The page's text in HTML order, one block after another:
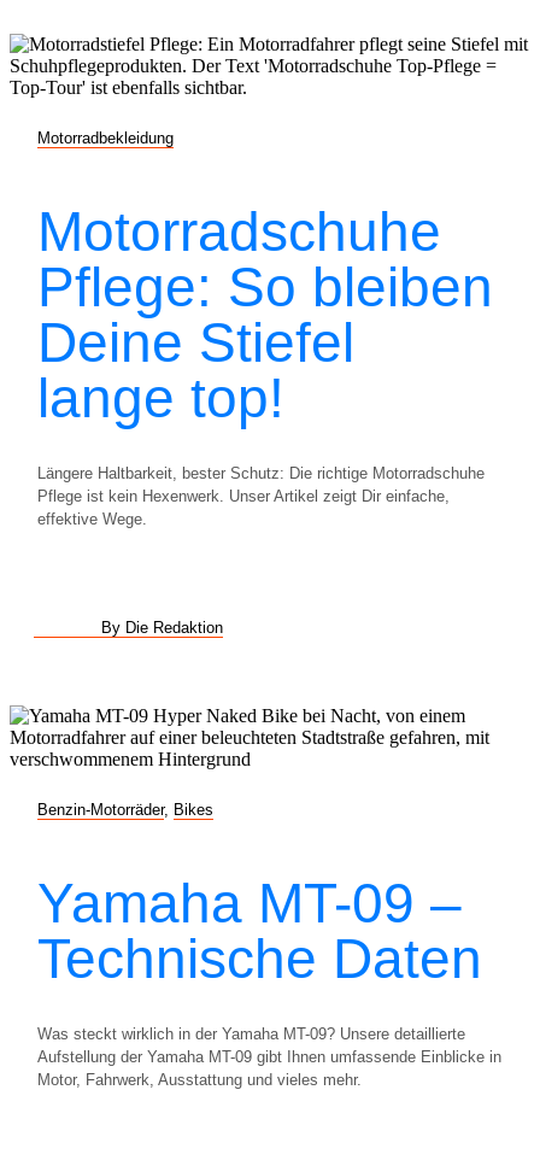
Motorradbekleidung
Motorradschuhe
Pflege: So bleiben
Deine Stiefel
lange top!
Längere Haltbarkeit, bester Schutz: Die richtige Motorradschuhe
Pflege ist kein Hexenwerk. Unser Artikel zeigt Dir einfache,
effektive Wege.
By Die Redaktion
Benzin-Motorräder, Bikes
Yamaha MT-09 –
Technische Daten
Was steckt wirklich in der Yamaha MT-09? Unsere detaillierte
Aufstellung der Yamaha MT-09 gibt Ihnen umfassende Einblicke in
Motor, Fahrwerk, Ausstattung und vieles mehr.